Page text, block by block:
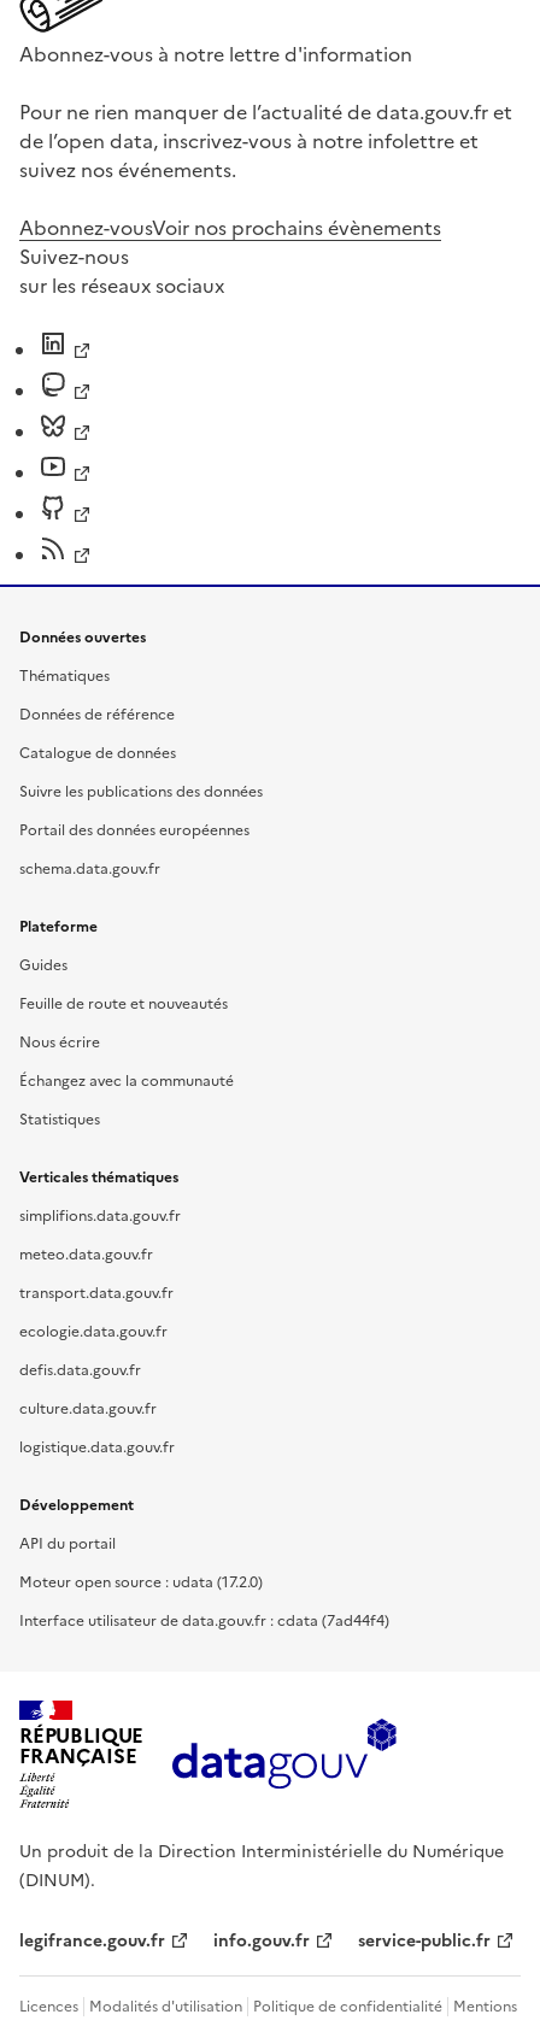
Abonnez-vous à notre lettre d'information
Pour ne rien manquer de l’actualité de data.gouv.fr et
de l’open data, inscrivez-vous à notre infolettre et
suivez nos événements.
Abonnez-vousVoir nos prochains évènements
Suivez-nous
sur les réseaux sociaux
Données ouvertes
Thématiques
Données de référence
Catalogue de données
Suivre les publications des données
Portail des données européennes
schema.data.gouv.fr
Plateforme
Guides
Feuille de route et nouveautés
Nous écrire
Échangez avec la communauté
Statistiques
Verticales thématiques
simplifions.data.gouv.fr
meteo.data.gouv.fr
transport.data.gouv.fr
ecologie.data.gouv.fr
defis.data.gouv.fr
culture.data.gouv.fr
logistique.data.gouv.fr
Développement
API du portail
Moteur open source : udata (17.2.0)
Interface utilisateur de data.gouv.fr : cdata (7ad44f4)
RÉPUBLIQUE
FRANÇAISE
Un produit de la Direction Interministérielle du Numérique
(DINUM).
legifrance.gouv.fr info.gouv.fr service-public.fr
Licences Modalités d'utilisation Politique de confidentialité Mentions